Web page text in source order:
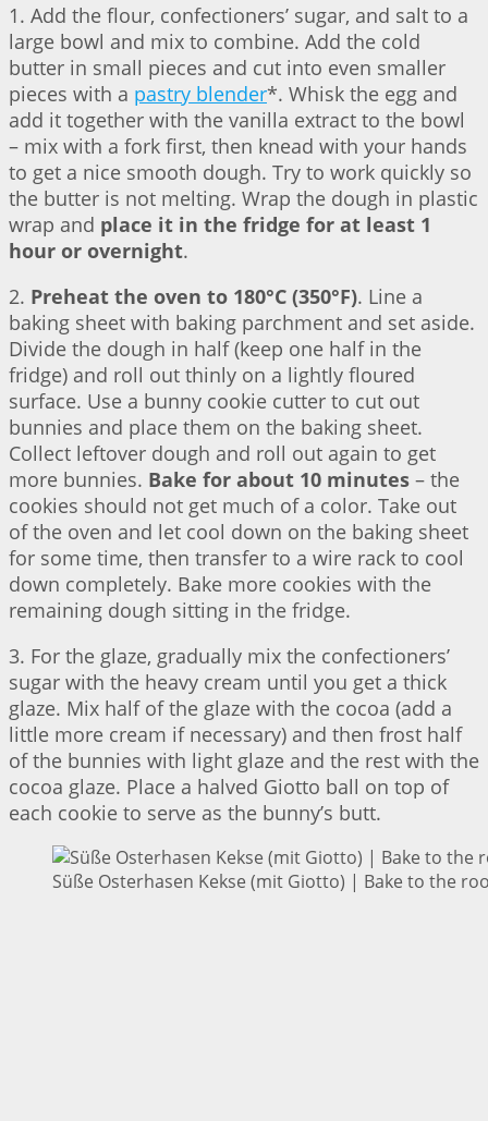
1. Add the flour, confectioners’ sugar, and salt to a
large bowl and mix to combine. Add the cold
butter in small pieces and cut into even smaller
pieces with a pastry blender*. Whisk the egg and
add it together with the vanilla extract to the bowl
– mix with a fork first, then knead with your hands
to get a nice smooth dough. Try to work quickly so
the butter is not melting. Wrap the dough in plastic
wrap and place it in the fridge for at least 1
hour or overnight.
2. Preheat the oven to 180°C (350°F). Line a
baking sheet with baking parchment and set aside.
Divide the dough in half (keep one half in the
fridge) and roll out thinly on a lightly floured
surface. Use a bunny cookie cutter to cut out
bunnies and place them on the baking sheet.
Collect leftover dough and roll out again to get
more bunnies. Bake for about 10 minutes – the
cookies should not get much of a color. Take out
of the oven and let cool down on the baking sheet
for some time, then transfer to a wire rack to cool
down completely. Bake more cookies with the
remaining dough sitting in the fridge.
3. For the glaze, gradually mix the confectioners’
sugar with the heavy cream until you get a thick
glaze. Mix half of the glaze with the cocoa (add a
little more cream if necessary) and then frost half
of the bunnies with light glaze and the rest with the
cocoa glaze. Place a halved Giotto ball on top of
each cookie to serve as the bunny’s butt.
Süße Osterhasen Kekse (mit Giotto) | Bake to the